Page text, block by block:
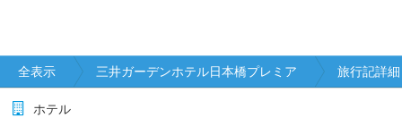
全表示 三井ガーデンホテル日本橋プレミア 旅行記詳細
ホテル